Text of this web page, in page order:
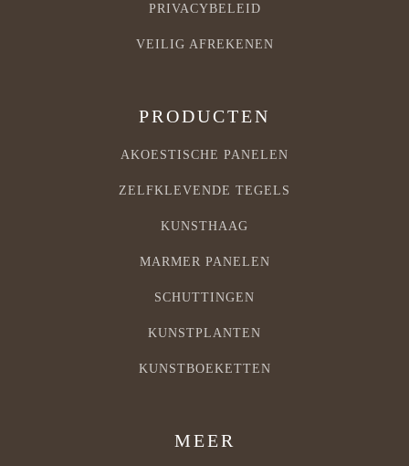
PRIVACYBELEID
VEILIG AFREKENEN
PRODUCTEN
AKOESTISCHE PANELEN
ZELFKLEVENDE TEGELS
KUNSTHAAG
MARMER PANELEN
SCHUTTINGEN
KUNSTPLANTEN
KUNSTBOEKETTEN
MEER